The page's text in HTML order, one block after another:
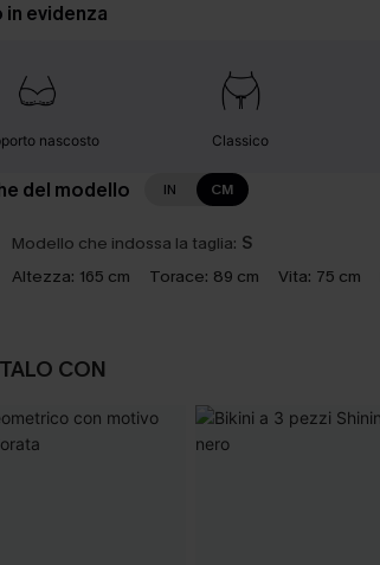
evidenza
nascosto Classico
del modello IN CM
Modello che indossa la taglia: S
Altezza: 165 cm Torace: 89 cm Vita: 75 cm
CON